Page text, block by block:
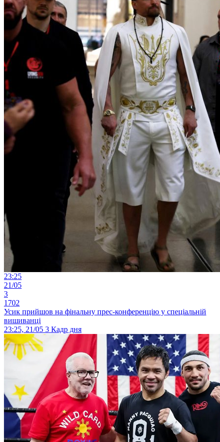
23:25
21/05
3
1702
Усик прийшов на фінальну прес-конференцію у спеціальній
вишиванці
23:25, 21/05 3 Кадр дня